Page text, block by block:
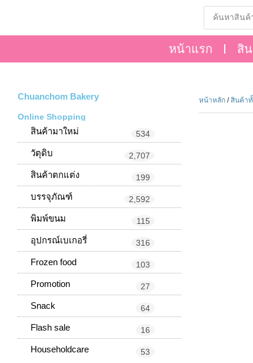
หน้าแรก สิ
Chuanchom Bakery
Online Shopping
สินค้ามาใหม่ 534
วัตุดิบ 2,707
สินค้าตกแต่ง 199
บรรจุภัณฑ์ 2,592
พิมพ์ขนม 115
อุปกรณ์เบเกอรี่ 316
Frozen food 103
Promotion 27
Snack 64
Flash sale 16
Householdcare 53
หน้าหลัก/สินค้า